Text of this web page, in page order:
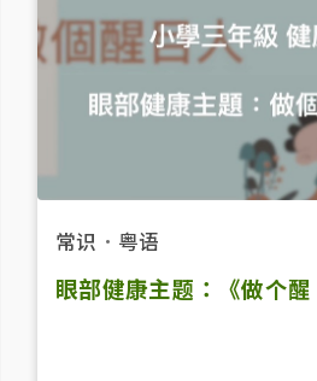
常识 ． 粤语
眼部健康主题：《做个醒